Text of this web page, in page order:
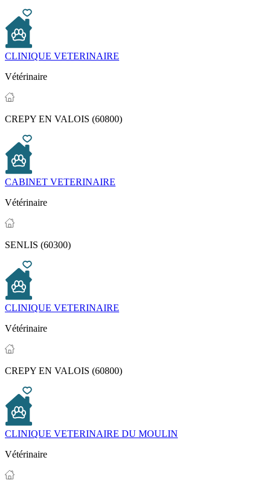
CLINIQUE VETERINAIRE
Vétérinaire
CREPY EN VALOIS (60800)
CABINET VETERINAIRE
Vétérinaire
SENLIS (60300)
CLINIQUE VETERINAIRE
Vétérinaire
CREPY EN VALOIS (60800)
CLINIQUE VETERINAIRE DU MOULIN
Vétérinaire